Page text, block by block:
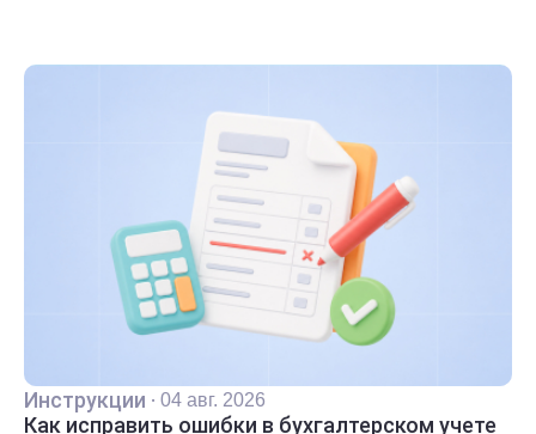
Инструкции · 04 авг. 2026
Как исправить ошибки в бухгалтерском учете